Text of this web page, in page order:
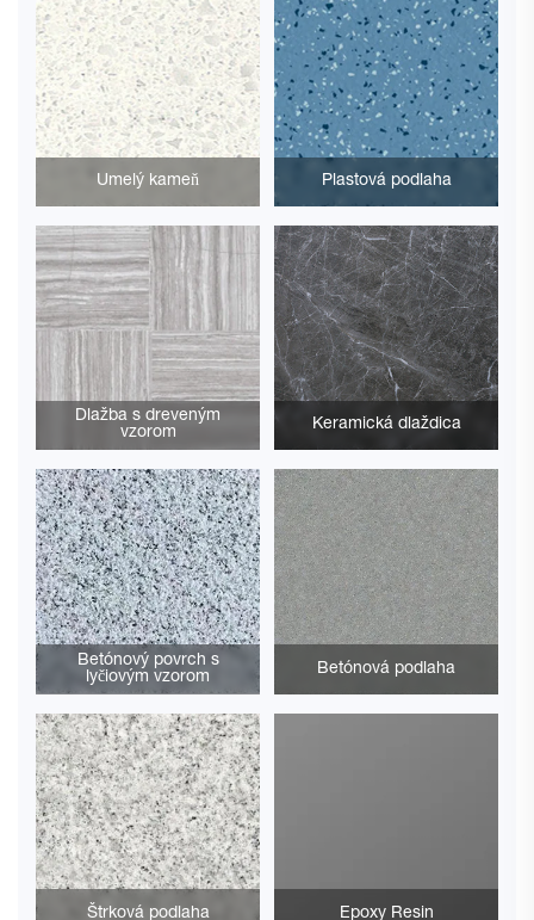
Umelý kameň Plastová podlaha
Dlažba s dreveným
vzorom
Keramická dlaždica
Betónový povrch s
lyčiovým vzorom
Betónová podlaha
Štrková podlaha Epoxy Resin